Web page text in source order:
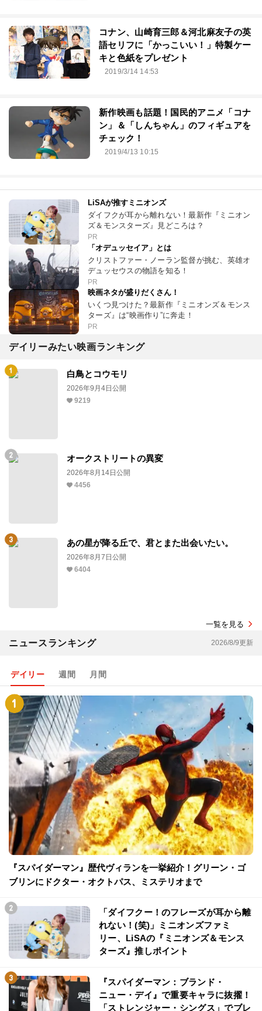
コナン、山崎育三郎＆河北麻友子の英
語セリフに「かっこいい！」特製ケー
キと色紙をプレゼント
2019/3/14 14:53
新作映画も話題！国民的アニメ「コナ
ン」＆「しんちゃん」のフィギュアを
チェック！
2019/4/13 10:15
LiSAが推すミニオンズ
ダイフクが耳から離れない！最新作『ミニオン
ズ＆モンスターズ』見どころは？
PR
「オデュッセイア」とは
クリストファー・ノーラン監督が挑む、英雄オ
デュッセウスの物語を知る！
PR
映画ネタが盛りだくさん！
いくつ見つけた？最新作『ミニオンズ＆モンス
ターズ』は“映画作り”に奔走！
PR
デイリーみたい映画ランキング
白鳥とコウモリ
2026年9月4日公開
9219
オークストリートの異変
2026年8月14日公開
4456
あの星が降る丘で、君とまた出会いたい。
2026年8月7日公開
6404
一覧を見る
ニュースランキング 2026/8/9更新
デイリー 週間 月間
『スパイダーマン』歴代ヴィランを一挙紹介！グリーン・ゴ
ブリンにドクター・オクトパス、ミステリオまで
「ダイフクー！のフレーズが耳から離
れない！(笑)」ミニオンズファミ
リー、LiSAの『ミニオンズ＆モンス
ターズ』推しポイント
『スパイダーマン：ブランド・
ニュー・デイ』で重要キャラに抜擢！
「ストレンジャー・シングス」でブレ